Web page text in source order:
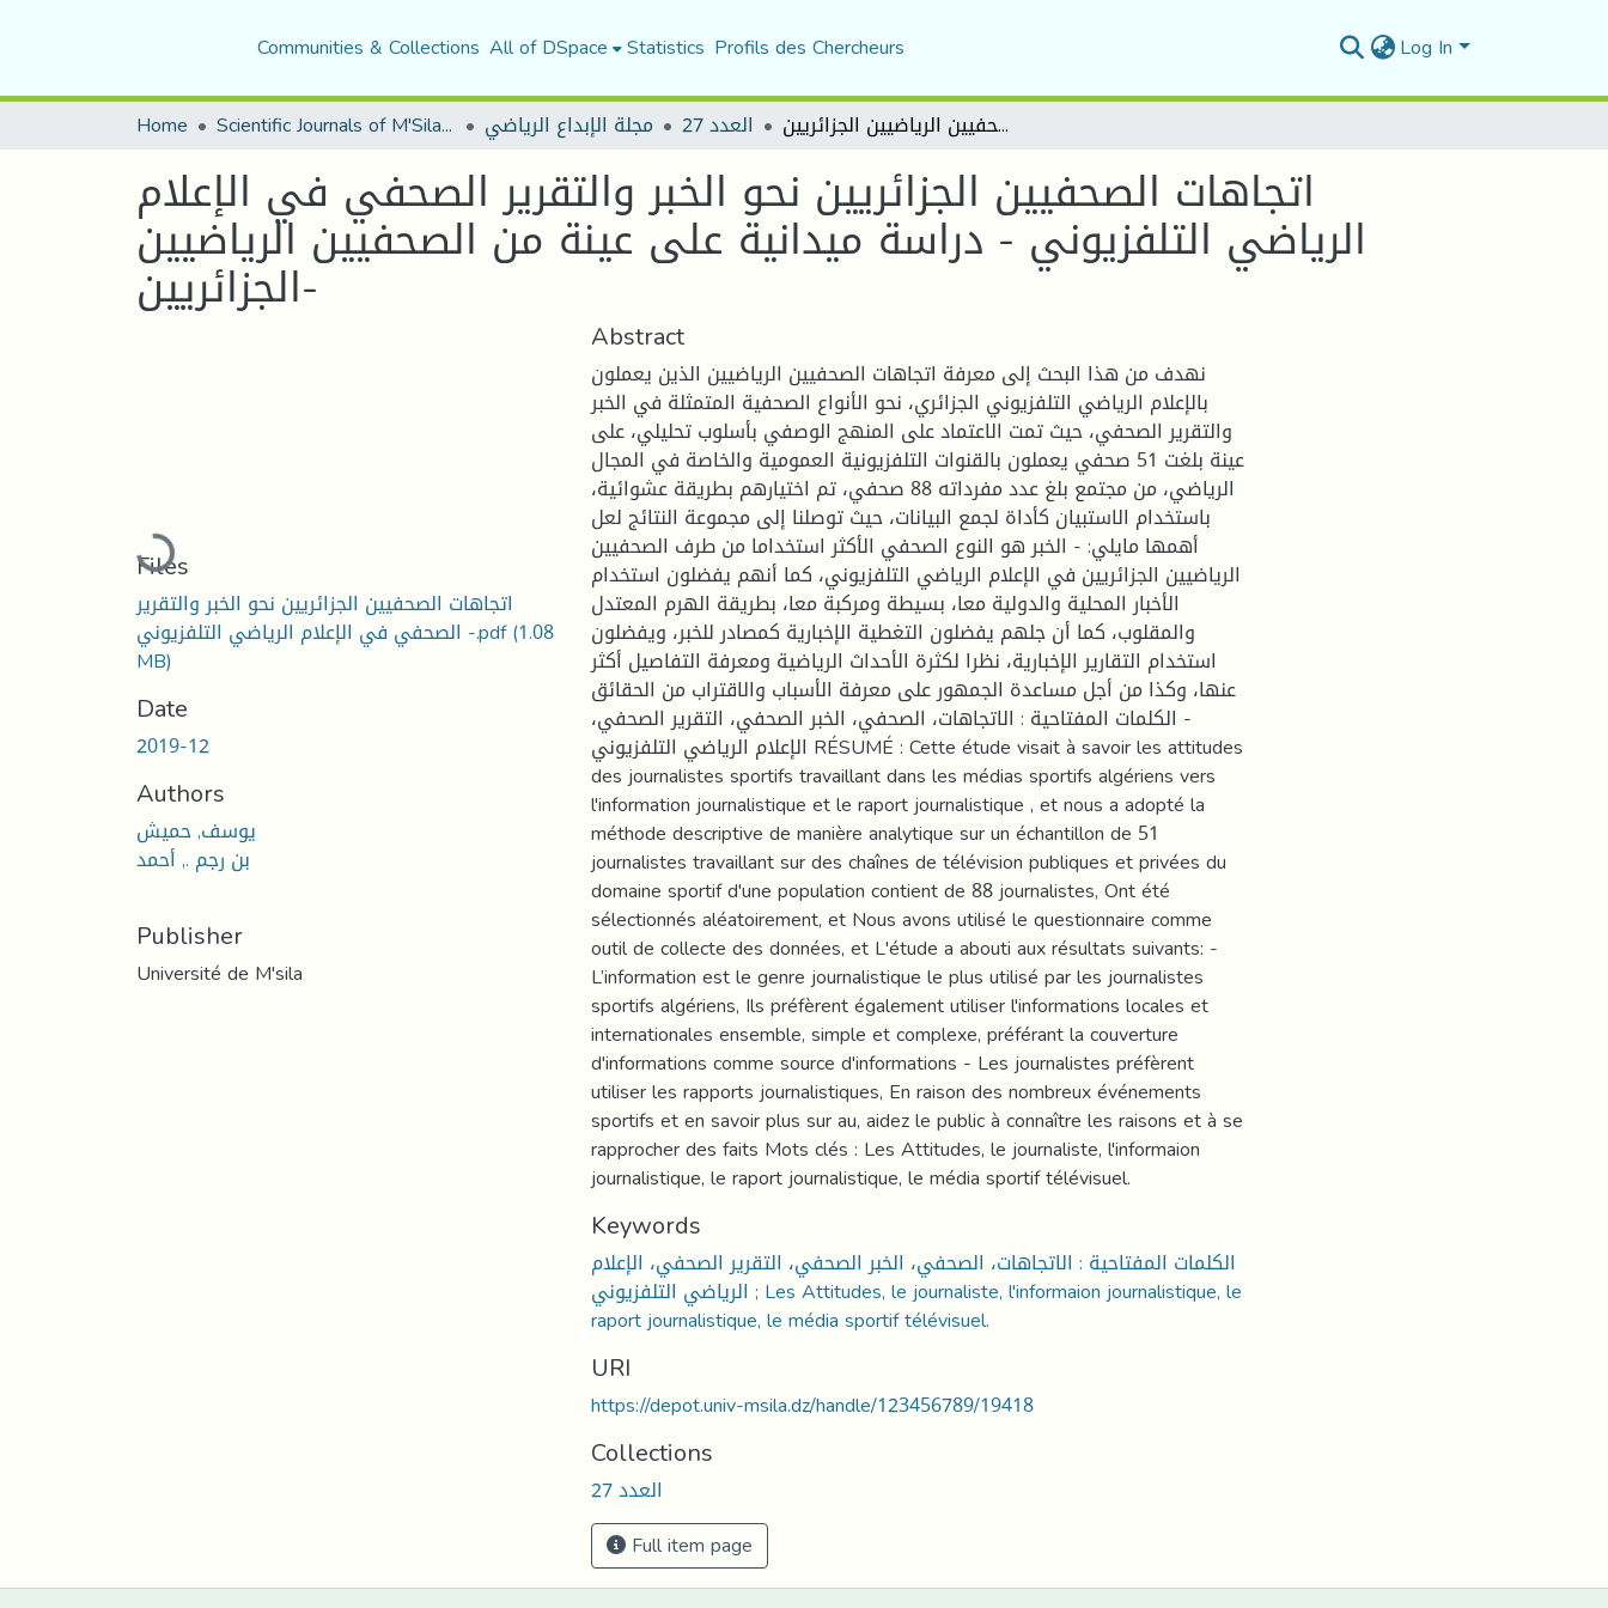
Communities & Collections All of DSpace Statistics Profils des Chercheurs Log In
Home Scientific Journals of M'Sila University مجلة الإبداع الرياضي العدد 27 اتجاهات الصحفيين الجزائريين نحو الخبر والتقرير الصحفي في الإعلام الرياضي التلفزيوني - دراسة ميدانية على عينة من الصحفيين الرياضيين الجزائريين-
اتجاهات الصحفيين الجزائريين نحو الخبر والتقرير الصحفي في الإعلام
الرياضي التلفزيوني - دراسة ميدانية على عينة من الصحفيين الرياضيين
الجزائريين-
Loading...
Files
اتجاهات الصحفيين الجزائريين نحو الخبر والتقرير
الصحفي في الإعلام الرياضي التلفزيوني -.pdf(1.08
MB)
Date
2019-12
Authors
يوسف, حميش
بن رجم ., أحمد
Publisher
Université de M'sila
Abstract
نهدف من هذا البحث إلى معرفة اتجاهات الصحفيين الرياضيين الذين يعملون
بالإعلام الرياضي التلفزيوني الجزائري، نحو الأنواع الصحفية المتمثلة في الخبر
والتقرير الصحفي، حيث تمت الاعتماد على المنهج الوصفي بأسلوب تحليلي، على
عينة بلغت 51 صحفي يعملون بالقنوات التلفزيونية العمومية والخاصة في المجال
الرياضي، من مجتمع بلغ عدد مفرداته 88 صحفي، تم اختيارهم بطريقة عشوائية،
باستخدام الاستبيان كأداة لجمع البيانات، حيث توصلنا إلى مجموعة النتائج لعل
أهمها مايلي: - الخبر هو النوع الصحفي الأكثر استخداما من طرف الصحفيين
الرياضيين الجزائريين في الإعلام الرياضي التلفزيوني، كما أنهم يفضلون استخدام
الأخبار المحلية والدولية معا، بسيطة ومركبة معا، بطريقة الهرم المعتدل
والمقلوب، كما أن جلهم يفضلون التغطية الإخبارية كمصادر للخبر، ويفضلون
استخدام التقارير الإخبارية، نظرا لكثرة الأحداث الرياضية ومعرفة التفاصيل أكثر
عنها، وكذا من أجل مساعدة الجمهور على معرفة الأسباب والاقتراب من الحقائق
- الكلمات المفتاحية : الاتجاهات، الصحفي، الخبر الصحفي، التقرير الصحفي،
الإعلام الرياضي التلفزيوني RÉSUMÉ : Cette étude visait à savoir les attitudes
des journalistes sportifs travaillant dans les médias sportifs algériens vers
l'information journalistique et le raport journalistique , et nous a adopté la
méthode descriptive de manière analytique sur un échantillon de 51
journalistes travaillant sur des chaînes de télévision publiques et privées du
domaine sportif d'une population contient de 88 journalistes, Ont été
sélectionnés aléatoirement, et Nous avons utilisé le questionnaire comme
outil de collecte des données, et L'étude a abouti aux résultats suivants: -
L’information est le genre journalistique le plus utilisé par les journalistes
sportifs algériens, Ils préfèrent également utiliser l'informations locales et
internationales ensemble, simple et complexe, préférant la couverture
d'informations comme source d'informations - Les journalistes préfèrent
utiliser les rapports journalistiques, En raison des nombreux événements
sportifs et en savoir plus sur au, aidez le public à connaître les raisons et à se
rapprocher des faits Mots clés : Les Attitudes, le journaliste, l'informaion
journalistique, le raport journalistique, le média sportif télévisuel.
Keywords
الكلمات المفتاحية : الاتجاهات، الصحفي، الخبر الصحفي، التقرير الصحفي، الإعلام
الرياضي التلفزيوني ; Les Attitudes, le journaliste, l'informaion journalistique, le
raport journalistique, le média sportif télévisuel.
URI
https://depot.univ-msila.dz/handle/123456789/19418
Collections
العدد 27
Full item page